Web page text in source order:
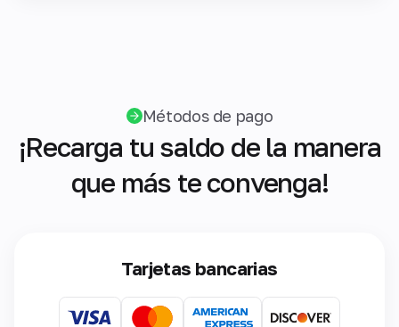
Métodos de pago
¡Recarga tu saldo de la manera
que más te convenga!
Tarjetas bancarias